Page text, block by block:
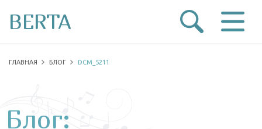
BERTA
ГЛАВНАЯ БЛОГ DCM_5211
Блог: